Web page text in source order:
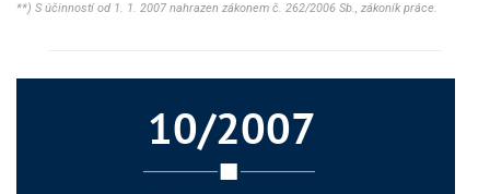
**) S účinností od 1. 1. 2007 nahrazen zákonem č. 262/2006 Sb., zákoník práce.